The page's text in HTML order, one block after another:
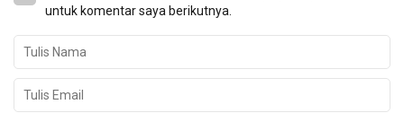
untuk komentar saya berikutnya.